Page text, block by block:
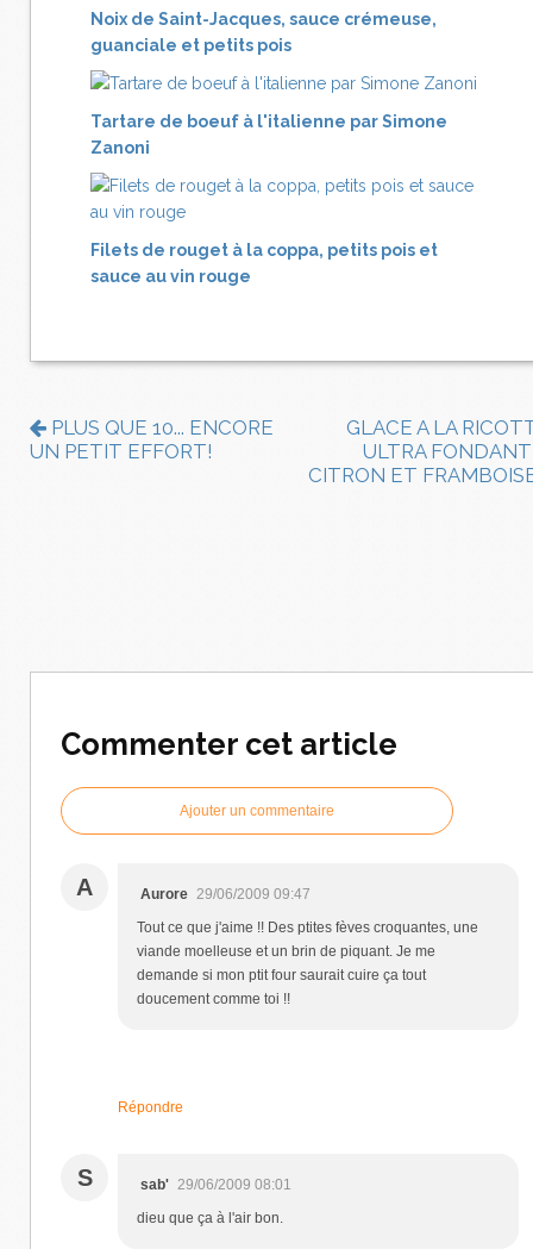
Noix de Saint-Jacques, sauce crémeuse,
guanciale et petits pois
Tartare de boeuf à l'italienne par Simone
Zanoni
Filets de rouget à la coppa, petits pois et
sauce au vin rouge
PLUS QUE 10... ENCORE
UN PETIT EFFORT!
GLACE A LA
ULTRA
CITRON ET
Commenter cet article
Ajouter un commentaire
A Aurore 29/06/2009 09:47
Tout ce que j'aime !! Des ptites fèves croquantes, une
viande moelleuse et un brin de piquant. Je me
demande si mon ptit four saurait cuire ça tout
doucement comme toi !!
Répondre
S sab' 29/06/2009 08:01
dieu que ça à l'air bon.